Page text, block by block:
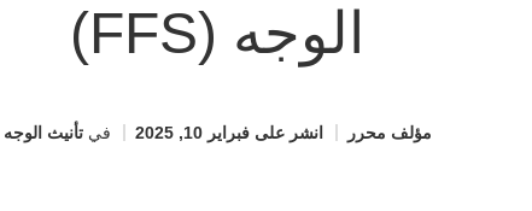
الوجه (FFS)
مؤلف محرر انشر على فبراير 10, 2025 في تأنيث الوجه